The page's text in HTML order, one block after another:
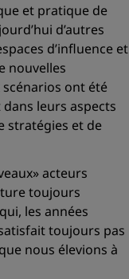
et pratique de
d’autres
d’influence et
nouvelles
ont été
leurs aspects
stratégies et de
acteurs
toujours
les années
toujours pas
nous élevions à